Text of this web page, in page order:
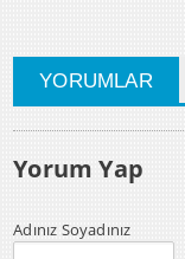
YORUMLAR
Yorum Yap
Adınız Soyadınız